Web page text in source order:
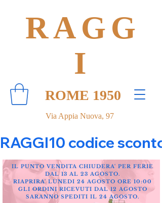
Via Appia Nuova, 97
RAGG
I
ROME 1950
RAGGI10 codice
IL PUNTO VENDITA CHIUDERA' PER FERIE
DAL 13 AL 23 AGOSTO.
RIAPRIRA' LUNEDI 24 AGOSTO ORE 10:00
GLI ORDINI RICEVUTI DAL 12 AGOSTO
SARANNO SPEDITI IL 24 AGOSTO.